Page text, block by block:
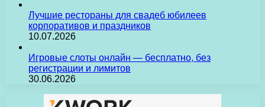
Лучшие рестораны для свадеб юбилеев
корпоративов и праздников
10.07.2026
Игровые слоты онлайн — бесплатно, без
регистрации и лимитов
30.06.2026